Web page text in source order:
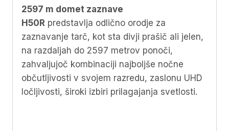
2597 m domet zaznave
H50R predstavlja odlično orodje za
zaznavanje tarč, kot sta divji prašič ali jelen,
na razdaljah do 2597 metrov ponoči,
zahvaljujoč kombinaciji najboljše nočne
občutljivosti v svojem razredu, zaslonu UHD
ločljivosti, široki izbiri prilagajanja svetlosti.